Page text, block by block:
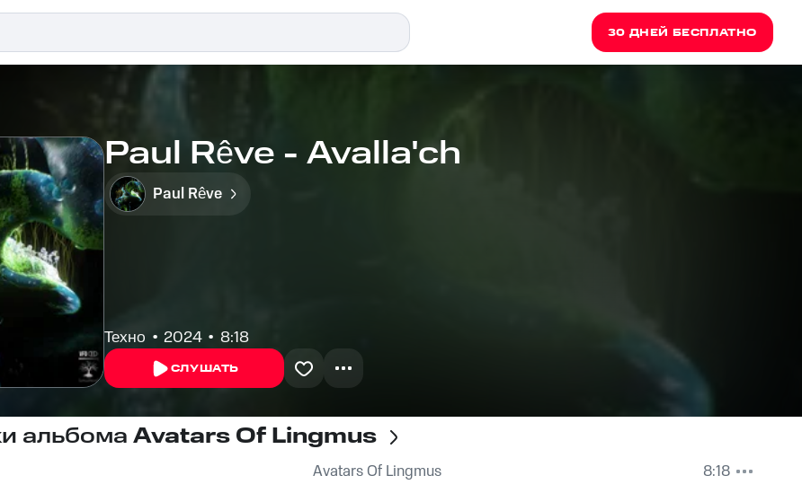
30 ДНЕЙ БЕСПЛАТНО
Paul Rêve - Avalla'ch
Paul Rêve
Техно 2024 8:18
СЛУШАТЬ
альбома Avatars Of Lingmus
Avatars Of Lingmus
8:18